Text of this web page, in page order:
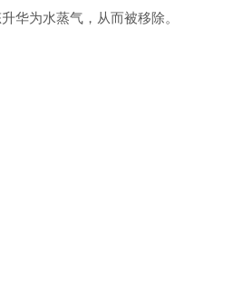
华为水蒸气，从而被移除。